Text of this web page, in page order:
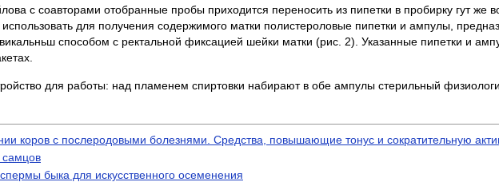
с соавторами отобранные пробы приходится переносить из пипетки в пробирку гут же
для получения содержимого матки полистероловые пипетки и ампулы,
способом с ректальной фиксацией шейки матки (рис. 2). Указанные пипетки и
для работы: над пламенем спиртовки набирают в обе ампулы стерильный
коров с послеродовыми болезнями. Средства, повышающие тонус и сократительную
самцов
быка для искусственного осеменения